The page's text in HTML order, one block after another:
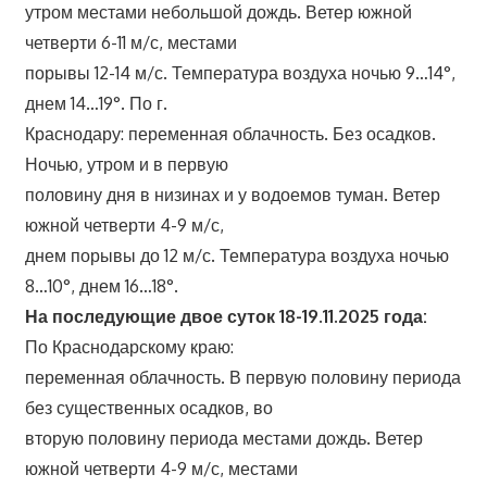
утром местами небольшой дождь. Ветер южной
четверти 6-11 м/с, местами
порывы 12-14 м/с. Температура воздуха ночью 9…14°,
днем 14…19°. По г.
Краснодару: переменная облачность. Без осадков.
Ночью, утром и в первую
половину дня в низинах и у водоемов туман. Ветер
южной четверти 4-9 м/с,
днем порывы до 12 м/с. Температура воздуха ночью
8…10°, днем 16…18°.
На последующие двое суток 18-19.11.2025 года:
По Краснодарскому краю:
переменная облачность. В первую половину периода
без существенных осадков, во
вторую половину периода местами дождь. Ветер
южной четверти 4-9 м/с, местами